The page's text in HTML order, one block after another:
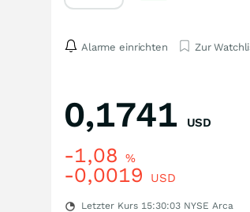
Alarme einrichten Zur
0,1741 USD
-1,08 %
-0,0019 USD
Letzter Kurs 15:30:03 NYSE Arca